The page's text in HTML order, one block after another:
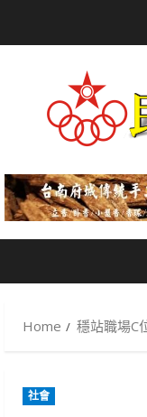
Home 穩站職場C
社會